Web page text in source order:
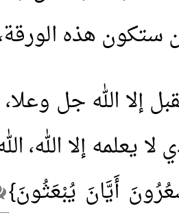
ستكون هذه
إلا الله جل
يعلمه إلا الله،
أَيَّانَ يُبْعَثُونَ}